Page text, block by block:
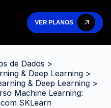
VER PLANOS
de Dados >
& Deep Learning>
& Deep Learning>
Machine Learning:
SKLearn